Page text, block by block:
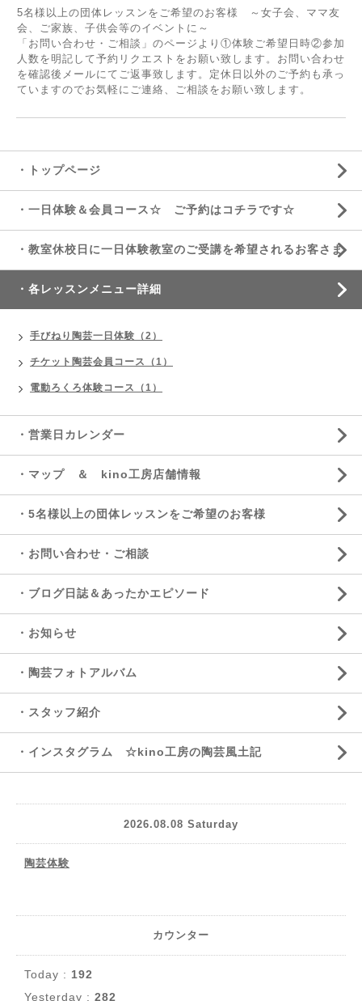
5名様以上の団体レッスンをご希望のお客様 ～女子会、ママ友
会、ご家族、子供会等のイベントに～
「お問い合わせ・ご相談」のページより①体験ご希望日時②参加
人数を明記して予約リクエストをお願い致します。お問い合わせ
を確認後メールにてご返事致します。定休日以外のご予約も承っ
ていますのでお気軽にご連絡、ご相談をお願い致します。
・トップページ
・一日体験＆会員コース☆ ご予約はコチラです☆
・教室休校日に一日体験教室のご受講を希望されるお客さま
・各レッスンメニュー詳細
手びねり陶芸一日体験（2）
チケット陶芸会員コース（1）
電動ろくろ体験コース（1）
・営業日カレンダー
・マップ ＆ kino工房店舗情報
・5名様以上の団体レッスンをご希望のお客様
・お問い合わせ・ご相談
・ブログ日誌＆あったかエピソード
・お知らせ
・陶芸フォトアルバム
・スタッフ紹介
・インスタグラム ☆kino工房の陶芸風土記
2026.08.08 Saturday
陶芸体験
カウンター
Today : 192
Yesterday : 282